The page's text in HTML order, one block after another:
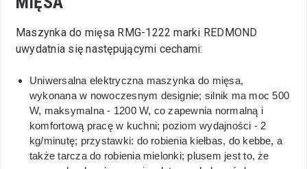
Maszynka do mięsa RMG-1222 marki REDMOND
uwydatnia się następującymi cechami:
Uniwersalna elektryczna maszynka do mięsa,
wykonana w nowoczesnym designie; silnik ma moc 500
W, maksymalna - 1200 W, co zapewnia normalną i
komfortową pracę w kuchni; poziom wydajności - 2
kg/minutę; przystawki: do robienia kiełbas, do kebbe, a
także tarcza do robienia mielonki; plusem jest to, że